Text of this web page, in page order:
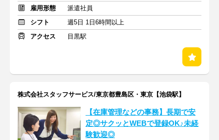
雇用形態
派遣社員
シフト
週5日 1日6時間以上
アクセス
目黒駅
株式会社スタッフサービス/東京都豊島区・東京【池袋駅】
【在庫管理などの事務】長期で安
定◎サクッとWEBで登録OK♪未経
験歓迎◎